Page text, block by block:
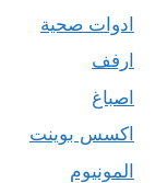
ادوات صحية
ارفف
اصباغ
اكسس بوينت
المونيوم